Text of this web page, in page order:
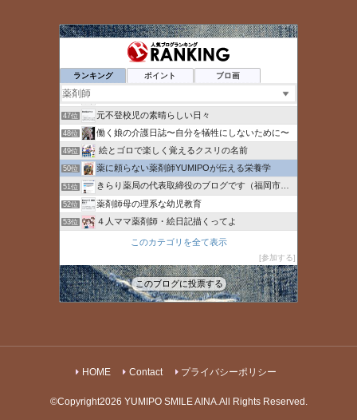
ランキング ポイント ブロ画
ダンサー薬剤師のあれこれ
薬局 福岡で独立したい
45位 【おやじ女子】マンスタグラム
46位
47位 元不登校児の素晴らしい日々
48位 働く娘の介護日誌〜自分を犠牲にしないために〜
49位 絵とゴロで楽しく覚えるクスリの名前
50位 薬に頼らない薬剤師YUMIPOが伝える栄養学
51位 きらり薬局の代表取締役のブログです（福岡市常勤パート薬
52位 薬剤師母の理系な幼児教育
53位 ４人ママ薬剤師・絵日記描くってよ
村瀬華【公式】（へなちょこ華ちゃん）
56位 ルクスメディック
57位 ハタラクキモチ
このカテゴリを全て表示
参加する
このブログに投票する
HOME Contact プライバシーポリシー
©Copyright2026 YUMIPO SMILE AINA.All Rights Reserved.